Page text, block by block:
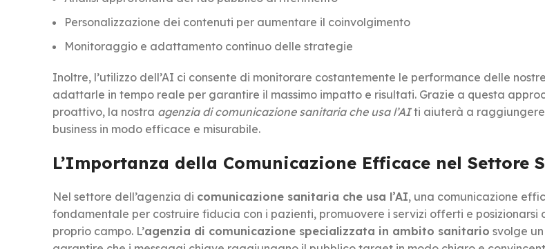
Personalizzazione dei contenuti per aumentare il coinvolgimento
Monitoraggio e adattamento continuo delle strategie
Inoltre, l’utilizzo dell’AI ci consente di monitorare costantemente le performance delle
adattarle in tempo reale per garantire il massimo impatto e risultati. Grazie a questa
proattivo, la nostra agenzia di comunicazione sanitaria che usa l’AIti aiuterà a
business in modo efficace e misurabile.
L’Importanza della Comunicazione Efficace nel Settore
Nel settore dell’agenzia di comunicazione sanitaria che usa l’AI, una comunicazione
fondamentale per costruire fiducia con i pazienti, promuovere i servizi offerti e posizionarsi
proprio campo. L’agenzia di comunicazione specializzata in ambito sanitario svolge